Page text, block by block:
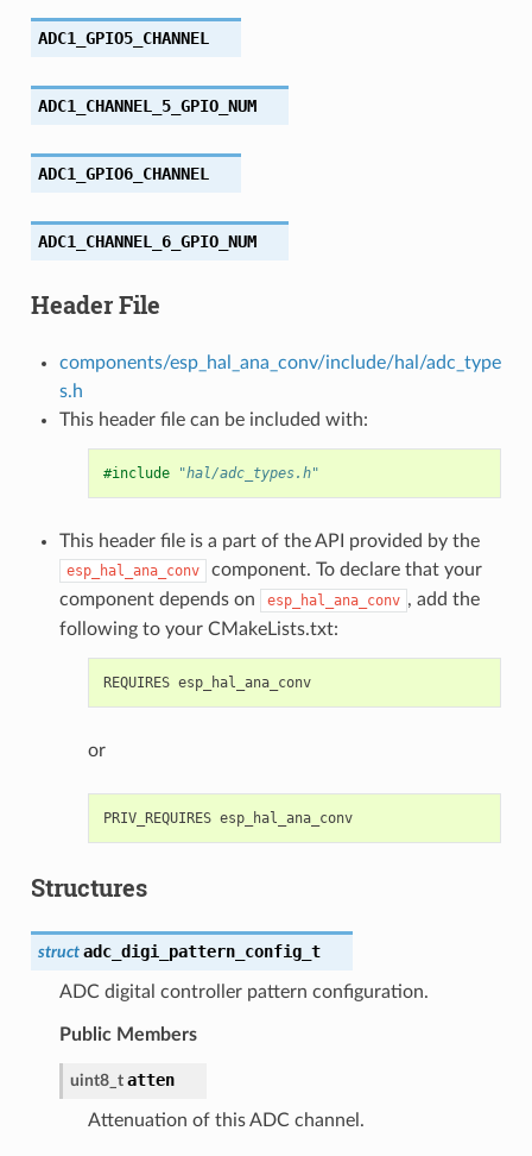
ADC1_GPIO5_CHANNEL
ADC1_CHANNEL_5_GPIO_NUM
ADC1_GPIO6_CHANNEL
ADC1_CHANNEL_6_GPIO_NUM
Header File
components/esp_hal_ana_conv/include/hal/adc_type
s.h
This header file can be included with:
#include "hal/adc_types.h"
This header file is a part of the API provided by the
esp_hal_ana_conv
component. To declare that your
component depends on
esp_hal_ana_conv , add the
following to your CMakeLists.txt:
REQUIRES esp_hal_ana_conv
or
PRIV_REQUIRES esp_hal_ana_conv
Structures
struct adc_digi_pattern_config_t
ADC digital controller pattern configuration.
Public Members
uint8_t atten
Attenuation of this ADC channel.